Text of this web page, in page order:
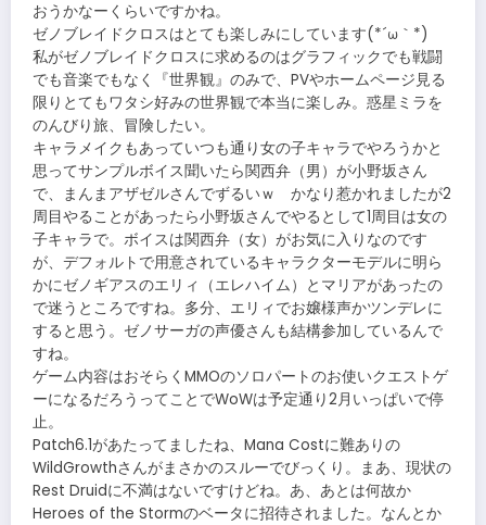
おうかなーくらいですかね。
ゼノブレイドクロスはとても楽しみにしています(*´ω｀*)
私がゼノブレイドクロスに求めるのはグラフィックでも戦闘
でも音楽でもなく『世界観』のみで、PVやホームページ見る
限りとてもワタシ好みの世界観で本当に楽しみ。惑星ミラを
のんびり旅、冒険したい。
キャラメイクもあっていつも通り女の子キャラでやろうかと
思ってサンプルボイス聞いたら関西弁（男）が小野坂さん
で、まんまアザゼルさんでずるいｗ かなり惹かれましたが2
周目やることがあったら小野坂さんでやるとして1周目は女の
子キャラで。ボイスは関西弁（女）がお気に入りなのです
が、デフォルトで用意されているキャラクターモデルに明ら
かにゼノギアスのエリィ（エレハイム）とマリアがあったの
で迷うところですね。多分、エリィでお嬢様声かツンデレに
すると思う。ゼノサーガの声優さんも結構参加しているんで
すね。
ゲーム内容はおそらくMMOのソロパートのお使いクエストゲ
ーになるだろうってことでWoWは予定通り2月いっぱいで停
止。
Patch6.1があたってましたね、Mana Costに難ありの
WildGrowthさんがまさかのスルーでびっくり。まあ、現状の
Rest Druidに不満はないですけどね。あ、あとは何故か
Heroes of the Stormのベータに招待されました。なんとか